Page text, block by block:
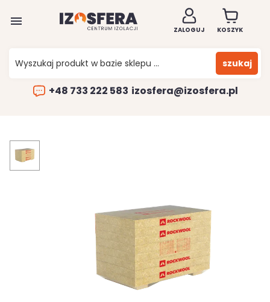

ZALOGUJ KOSZYK
szukaj
+48 733 222 583 izosfera@izosfera.pl